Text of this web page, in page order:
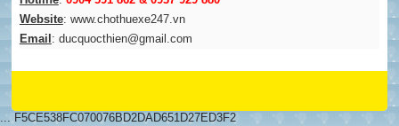
Website: www.chothuexe247.vn
Email : ducquocthien@gmail.com
... F5CE538FC070076BD2DAD651D27ED3F2